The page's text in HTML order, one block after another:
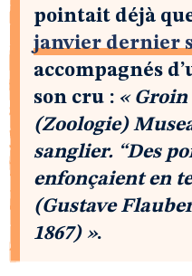
pointait déjà
janvier dernier
accompagnés
son cru : «
(Zoologie)
sanglier. “Des
enfonçaient en
(Gustave
1867) ».